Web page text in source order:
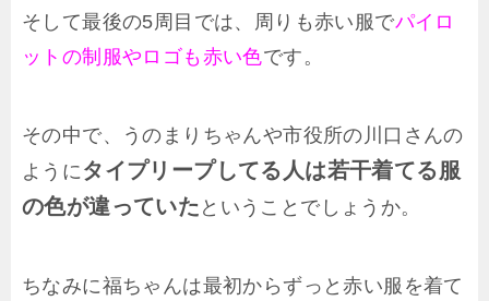
そして最後の5周目では、周りも赤い服でパイロ
ットの制服やロゴも赤い色です。
その中で、うのまりちゃんや市役所の川口さんの
ように タイプリープしてる人は若干着てる服
の色が違っていた ということでしょうか。
ちなみに福ちゃんは最初からずっと赤い服を着て